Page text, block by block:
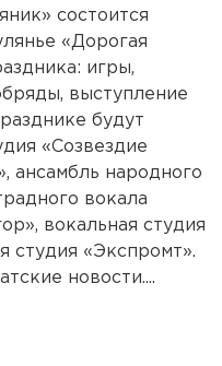
состоится
«Дорогая
игры,
выступление
будут
«Созвездие
ансамбль народного
вокала
вокальная студия
студия «Экспромт».
новости....